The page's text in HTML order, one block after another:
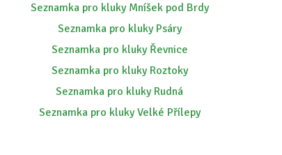
Seznamka pro kluky Mníšek pod Brdy
Seznamka pro kluky Psáry
Seznamka pro kluky Řevnice
Seznamka pro kluky Roztoky
Seznamka pro kluky Rudná
Seznamka pro kluky Velké Přílepy